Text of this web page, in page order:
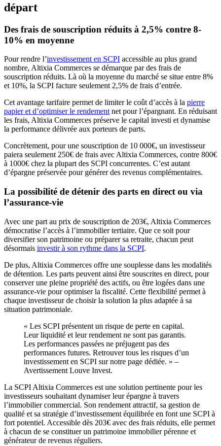
départ
Des frais de souscription réduits à 2,5% contre 8-
10% en moyenne
Pour rendre l’investissement en SCPI accessible au plus grand
nombre, Altixia Commerces se démarque par des frais de
souscription réduits. Là où la moyenne du marché se situe entre 8%
et 10%, la SCPI facture seulement 2,5% de frais d’entrée.
Cet avantage tarifaire permet de limiter le coût d’accès à la pierre
papier et d’optimiser le rendement net pour l’épargnant. En réduisant
les frais, Altixia Commerces préserve le capital investi et dynamise
la performance délivrée aux porteurs de parts.
Concrètement, pour une souscription de 10 000€, un investisseur
paiera seulement 250€ de frais avec Altixia Commerces, contre 800€
à 1000€ chez la plupart des SCPI concurrentes. C’est autant
d’épargne préservée pour générer des revenus complémentaires.
La possibilité de détenir des parts en direct ou via
l’assurance-vie
Avec une part au prix de souscription de 203€, Altixia Commerces
démocratise l’accès à l’immobilier tertiaire. Que ce soit pour
diversifier son patrimoine ou préparer sa retraite, chacun peut
désormais investir à son rythme dans la SCPI.
De plus, Altixia Commerces offre une souplesse dans les modalités
de détention. Les parts peuvent ainsi être souscrites en direct, pour
conserver une pleine propriété des actifs, ou être logées dans une
assurance-vie pour optimiser la fiscalité. Cette flexibilité permet à
chaque investisseur de choisir la solution la plus adaptée à sa
situation patrimoniale.
« Les SCPI présentent un risque de perte en capital.
Leur liquidité et leur rendement ne sont pas garantis.
Les performances passées ne préjugent pas des
performances futures. Retrouver tous les risques d’un
investissement en SCPI sur notre page dédiée. » –
Avertissement Louve Invest.
La SCPI Altixia Commerces est une solution pertinente pour les
investisseurs souhaitant dynamiser leur épargne à travers
l’immobilier commercial. Son rendement attractif, sa gestion de
qualité et sa stratégie d’investissement équilibrée en font une SCPI à
fort potentiel. Accessible dès 203€ avec des frais réduits, elle permet
à chacun de se constituer un patrimoine immobilier pérenne et
générateur de revenus réguliers.